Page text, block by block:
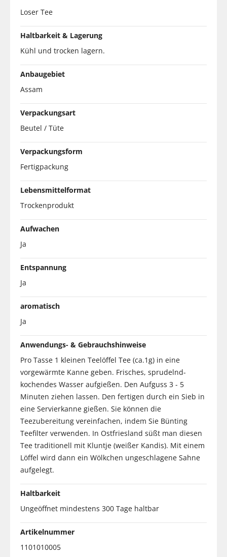
Loser Tee
Haltbarkeit & Lagerung
Kühl und trocken lagern.
Anbaugebiet
Assam
Verpackungsart
Beutel / Tüte
Verpackungsform
Fertigpackung
Lebensmittelformat
Trockenprodukt
Aufwachen
Ja
Entspannung
Ja
aromatisch
Ja
Anwendungs- & Gebrauchshinweise
Pro Tasse 1 kleinen Teelöffel Tee (ca.1g) in eine
vorgewärmte Kanne geben. Frisches, sprudelnd-
kochendes Wasser aufgießen. Den Aufguss 3 - 5
Minuten ziehen lassen. Den fertigen durch ein Sieb in
eine Servierkanne gießen. Sie können die
Teezubereitung vereinfachen, indem Sie Bünting
Teefilter verwenden. In Ostfriesland süßt man diesen
Tee traditionell mit Kluntje (weißer Kandis). Mit einem
Löffel wird dann ein Wölkchen ungeschlagene Sahne
aufgelegt.
Haltbarkeit
Ungeöffnet mindestens 300 Tage haltbar
Artikelnummer
1101010005